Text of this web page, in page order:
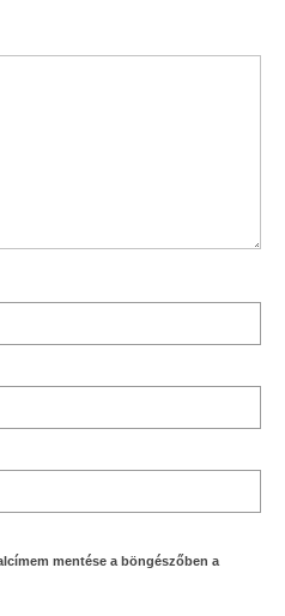
mentése a böngészőben a